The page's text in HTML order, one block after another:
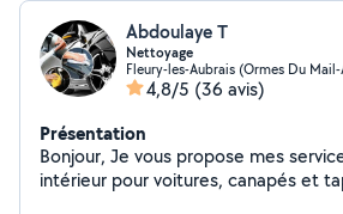
Abdoulaye T
Nettoyage
Fleury-les-Aubrais (Ormes Du
4,8/5 (36 avis)
Présentation
Bonjour, Je vous propose mes
intérieur pour voitures, canapés et